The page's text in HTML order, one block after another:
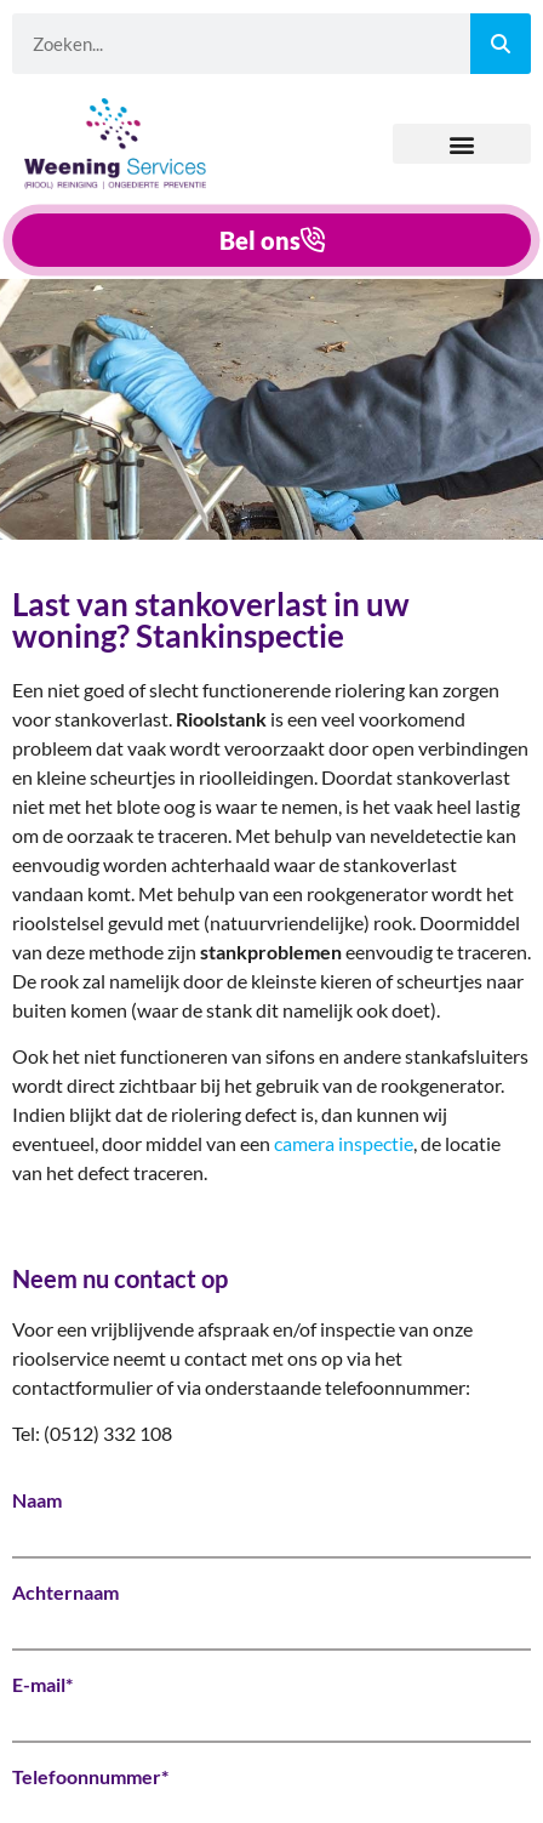
Bel ons
Last van stankoverlast in uw
woning? Stankinspectie
Een niet goed of slecht functionerende riolering kan zorgen
voor stankoverlast. Rioolstank is een veel voorkomend
probleem dat vaak wordt veroorzaakt door open verbindingen
en kleine scheurtjes in rioolleidingen. Doordat stankoverlast
niet met het blote oog is waar te nemen, is het vaak heel lastig
om de oorzaak te traceren. Met behulp van neveldetectie kan
eenvoudig worden achterhaald waar de stankoverlast
vandaan komt. Met behulp van een rookgenerator wordt het
rioolstelsel gevuld met (natuurvriendelijke) rook. Doormiddel
van deze methode zijn stankproblemeneenvoudig te traceren.
De rook zal namelijk door de kleinste kieren of scheurtjes naar
buiten komen (waar de stank dit namelijk ook doet).
Ook het niet functioneren van sifons en andere stankafsluiters
wordt direct zichtbaar bij het gebruik van de rookgenerator.
Indien blijkt dat de riolering defect is, dan kunnen wij
eventueel, door middel van een camera inspectie, de locatie
van het defect traceren.
Neem nu contact op
Voor een vrijblijvende afspraak en/of inspectie van onze
rioolservice neemt u contact met ons op via het
contactformulier of via onderstaande telefoonnummer:
Tel: (0512) 332 108
Naam
Achternaam
E-mail*
Telefoonnummer*